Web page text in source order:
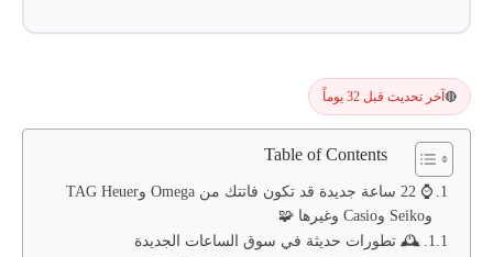
🔴 آخر تحديث قبل 32 يوماً
Table of Contents
⌚ 22 ساعة جديدة قد تكون فاتتك من Omega وTAG Heuer
وSeiko وCasio وغيرها 🧩
🕰️ تطورات حديثة في سوق الساعات الجديدة